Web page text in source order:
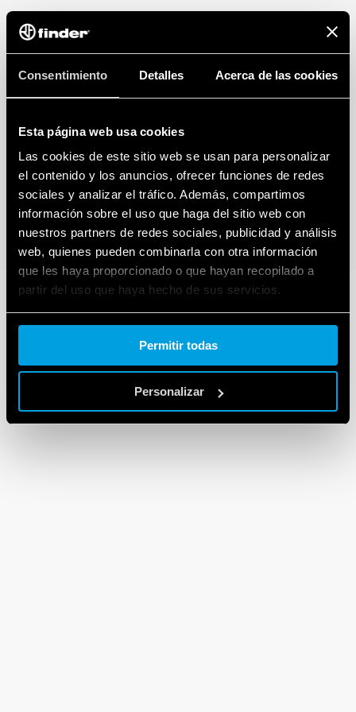
Consentimiento Detalles Acerca de las cookies
Esta página web usa cookies
Las cookies de este sitio web se usan para personalizar
el contenido y los anuncios, ofrecer funciones de redes
sociales y analizar el tráfico. Además, compartimos
información sobre el uso que haga del sitio web con
nuestros partners de redes sociales, publicidad y análisis
web, quienes pueden combinarla con otra información
que les haya proporcionado o que hayan recopilado a
partir del uso que haya hecho de sus servicios.
Cookie policy.
Permitir todas
Personalizar